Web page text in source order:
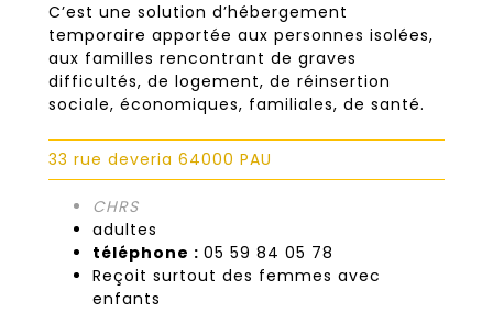
C’est une solution d’hébergement
temporaire apportée aux personnes isolées,
aux familles rencontrant de graves
difficultés, de logement, de réinsertion
sociale, économiques, familiales, de santé.
33 rue deveria 64000 PAU
CHRS
adultes
téléphone :05 59 84 05 78
Reçoit surtout des femmes avec
enfants